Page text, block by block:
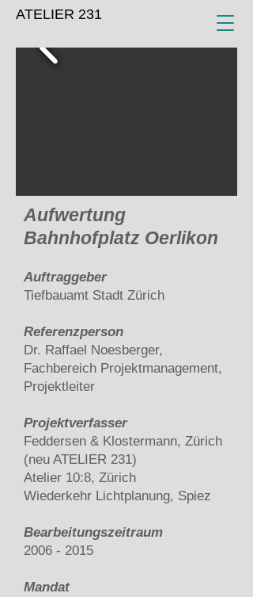
ATELIER 231
Aufwertung
Bahnhofplatz Oerlikon
Auftraggeber
Tiefbauamt Stadt Zürich
Referenzperson
Dr. Raffael Noesberger,
Fachbereich Projektmanagement,
Projektleiter
Projektverfasser
Feddersen & Klostermann, Zürich
(neu ATELIER 231)
Atelier 10:8, Zürich
Wiederkehr Lichtplanung, Spiez
Bearbeitungszeitraum
2006 - 2015
Mandat